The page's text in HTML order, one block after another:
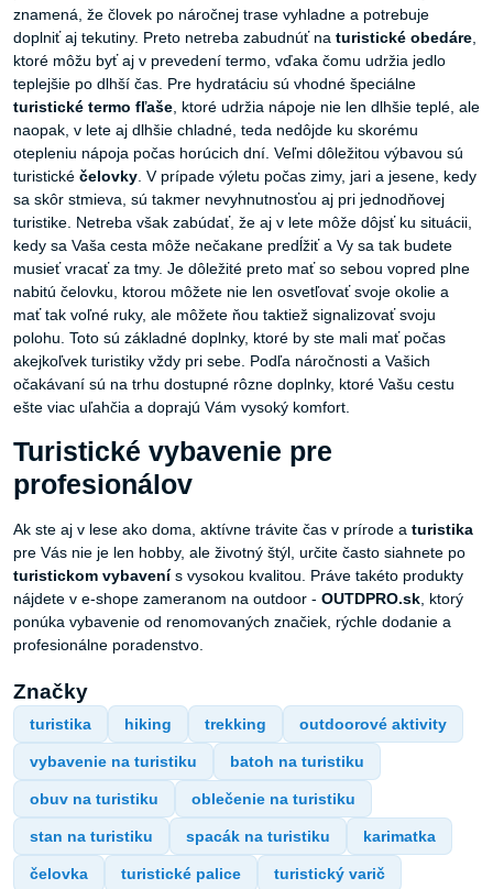
znamená, že človek po náročnej trase vyhladne a potrebuje
doplniť aj tekutiny. Preto netreba zabudnúť na turistické obedáre
ktoré môžu byť aj v prevedení termo, vďaka čomu udržia jedlo
teplejšie po dlhší čas. Pre hydratáciu sú vhodné špeciálne
turistické termo fľaše , ktoré udržia nápoje nie len dlhšie teplé, ale
naopak, v lete aj dlhšie chladné, teda nedôjde ku skorému
otepleniu nápoja počas horúcich dní. Veľmi dôležitou výbavou sú
turistické čelovky . V prípade výletu počas zimy, jari a jesene, kedy
sa skôr stmieva, sú takmer nevyhnutnosťou aj pri jednodňovej
turistike. Netreba však zabúdať, že aj v lete môže dôjsť ku situácii,
kedy sa Vaša cesta môže nečakane predĺžiť a Vy sa tak budete
musieť vracať za tmy. Je dôležité preto mať so sebou vopred plne
nabitú čelovku, ktorou môžete nie len osvetľovať svoje okolie a
mať tak voľné ruky, ale môžete ňou taktiež signalizovať svoju
polohu. Toto sú základné doplnky, ktoré by ste mali mať počas
akejkoľvek turistiky vždy pri sebe. Podľa náročnosti a Vašich
očakávaní sú na trhu dostupné rôzne doplnky, ktoré Vašu cestu
ešte viac uľahčia a doprajú Vám vysoký komfort.
Turistické vybavenie pre
profesionálov
Ak ste aj v lese ako doma, aktívne trávite čas v prírode a turistika
pre Vás nie je len hobby, ale životný štýl, určite často siahnete po
turistickom vybavenís vysokou kvalitou. Práve takéto produkty
nájdete v e-shope zameranom na outdoor - OUTDPRO.sk , ktorý
ponúka vybavenie od renomovaných značiek, rýchle dodanie a
profesionálne poradenstvo.
Značky
turistika hiking trekking outdoorové aktivity
vybavenie na turistiku batoh na turistiku
obuv na turistiku oblečenie na turistiku
stan na turistiku spacák na turistiku karimatka
čelovka turistické palice turistický varič